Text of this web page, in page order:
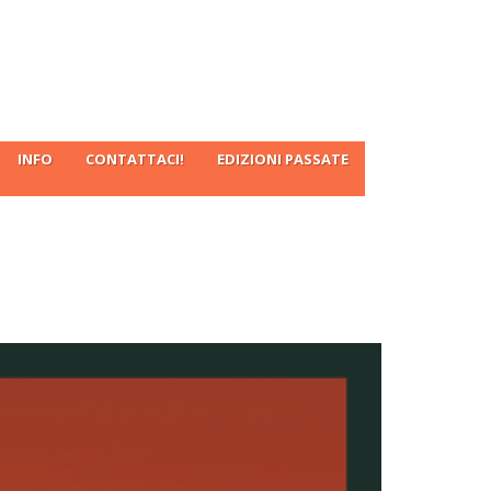
INFO CONTATTACI! EDIZIONI PASSATE